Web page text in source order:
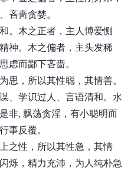
吝啬贪婪。
。木之正者，主人博爱恻
神。木之偏者，主头发稀
虑而鄙下吝啬。
思，所以其性聪，其情善。
、学识过人、言语清和。水
非, 飘荡贪淫，有小聪明而
事反覆。
之性，所以其性急，其情
烁，精力充沛，为人纯朴急